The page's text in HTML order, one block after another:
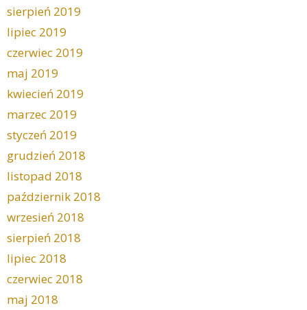
sierpień 2019
lipiec 2019
czerwiec 2019
maj 2019
kwiecień 2019
marzec 2019
styczeń 2019
grudzień 2018
listopad 2018
październik 2018
wrzesień 2018
sierpień 2018
lipiec 2018
czerwiec 2018
maj 2018